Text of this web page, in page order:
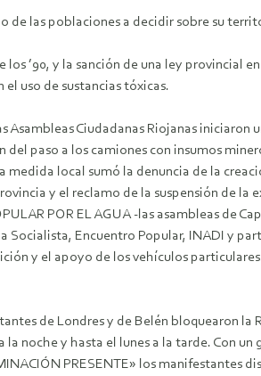
de las poblaciones a decidir sobre su
’90, y la sanción de una ley provincial
uso de sustancias tóxicas.
Ciudadanas Riojanas iniciaron
paso a los camiones con insumos
local sumó la denuncia de la
y el reclamo de la suspensión de la
POR EL AGUA -las asambleas de
Encuentro Popular, INADI y
y el apoyo de los vehículos
de Londres y de Belén bloquearon la
y hasta el lunes a la tarde. Con un
PRESENTE» los